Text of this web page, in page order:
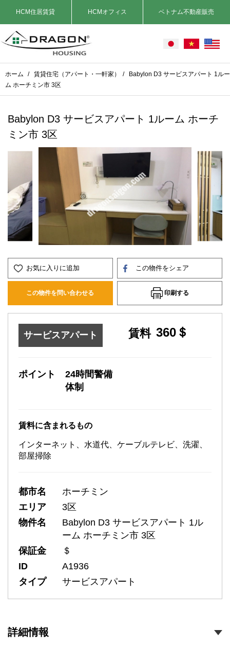
HCM住居賃貸 HCMオフィス ベトナム不動産販売
ホーム / 賃貸住宅（アパート・一軒家） /
Babylon D3 サービスアパート 1ルー
ム ホーチミン市 3区
Babylon D3 サービスアパート 1ルーム ホーチ
ミン市 3区
お気に入りに追加 この物件をシェア
この物件を問い合わせる 印刷する
サービスアパート 賃料 360＄
ポイント
24時間警備
体制
賃料に含まれるもの
インターネット、水道代、ケーブルテレビ、洗濯、
部屋掃除
都市名
ホーチミン
エリア
3区
物件名
Babylon D3 サービスアパート 1ル
ーム ホーチミン市 3区
保証金
＄
ID
A1936
タイプ
サービスアパート
詳細情報